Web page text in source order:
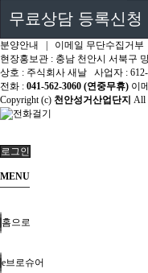
무료상담 등록신청
분양안내
이메일 무단수집거부
현장홍보관 : 충남 천안시 서북구
상호 : 주식회사 새날
사업자 :
전화 : 041-562-3060 (연중무휴) 이
Copyright (c) 천안성거산업단지 All
로그인
MENU
홈으로
e브로슈어